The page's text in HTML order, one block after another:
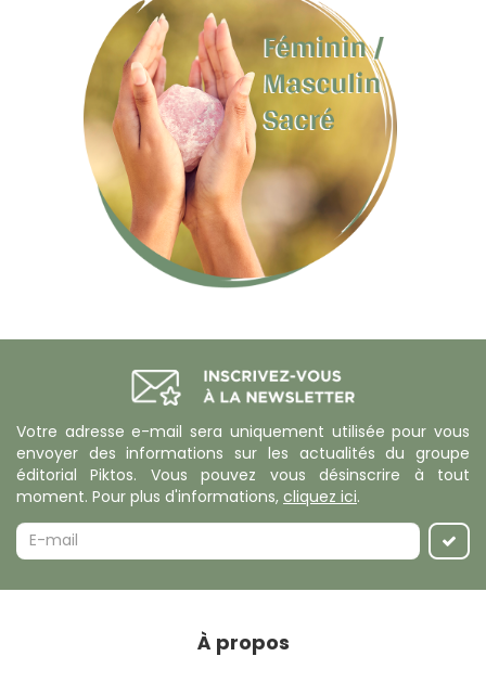
Votre adresse e-mail sera uniquement utilisée pour vous
envoyer des informations sur les actualités du groupe
éditorial Piktos. Vous pouvez vous désinscrire à tout
moment. Pour plus d'informations, cliquez ici.
À propos